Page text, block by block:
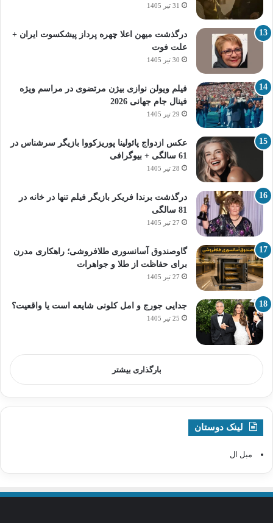
31 تیر 1405
درگذشت میهن اعلا چهره پرداز پیشکسوت ایران +
علت فوت
30 تیر 1405
فیلم ویولن نوازی بیژن مرتضوی در مراسم ویژه
فینال جام جهانی 2026
29 تیر 1405
عکس ازدواج پائولینا پوریزکووا بازیگر سرشناس در
61 سالگی + بیوگرافی
28 تیر 1405
درگذشت برندا فریکر بازیگر فیلم تنها در خانه در
81 سالگی
27 تیر 1405
گاوصندوق آسانسوری طلافروشی؛ راهکاری مدرن
برای حفاظت از طلا و جواهرات
27 تیر 1405
جدایی جورج و امل کلونی شایعه است یا واقعیت؟
25 تیر 1405
بارگذاری بیشتر
لینک دوستان
مبل ال